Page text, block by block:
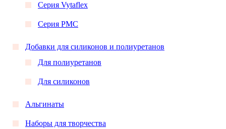
Серия Vytaflex
Серия PMC
Добавки для силиконов и полиуретанов
Для полиуретанов
Для силиконов
Альгинаты
Наборы для творчества